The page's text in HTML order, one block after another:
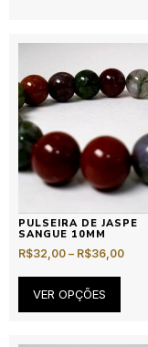
PULSEIRA DE JASPE
SANGUE 10MM
R$32,00 – R$36,00
VER OPÇÕES